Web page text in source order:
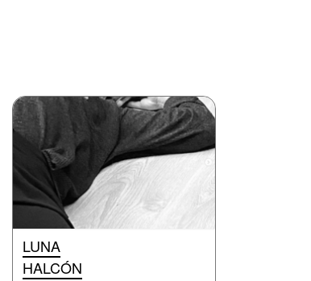
LUNA
HALCÓN